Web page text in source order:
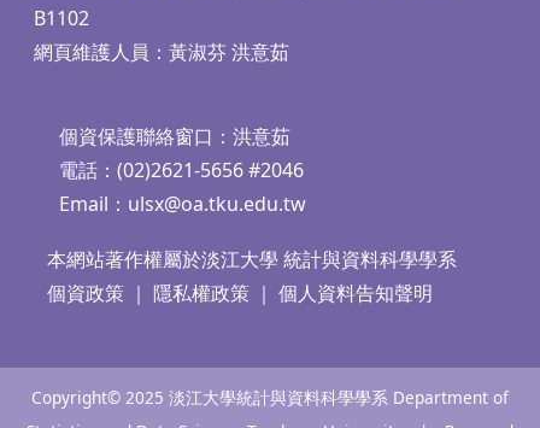
B1102
網頁維護人員：黃淑芬 洪意茹
個資保護聯絡窗口：洪意茹
電話：(02)2621-5656 #2046
Email： ulsx@oa.tku.edu.tw
本網站著作權屬於淡江大學 統計與資料科學學系
個資政策｜ 隱私權政策｜ 個人資料告知聲明
Copyright© 2025 淡江大學統計與資料科學學系 Department of